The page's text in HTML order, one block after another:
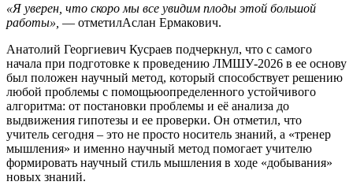
«Я уверен, что скоро мы все увидим плоды этой большой
работы», — отметилАслан Ермакович.
Анатолий Георгиевич Кусраев подчеркнул, что с самого
начала при подготовке к проведению ЛМШУ-2026 в ее основу
был положен научный метод, который способствует решению
любой проблемы с помощьюопределенного устойчивого
алгоритма: от постановки проблемы и её анализа до
выдвижения гипотезы и ее проверки. Он отметил, что
учитель сегодня – это не просто носитель знаний, а «тренер
мышления» и именно научный метод помогает учителю
формировать научный стиль мышления в ходе «добывания»
новых знаний.